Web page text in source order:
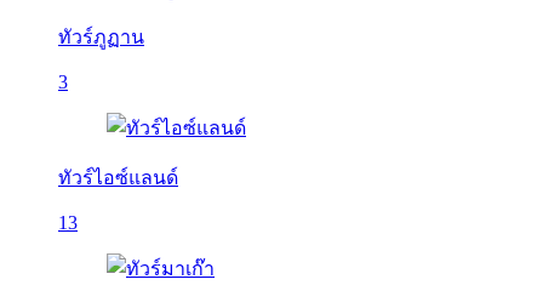
ทัวร์ภูฏาน
3
ทัวร์ไอซ์แลนด์
13